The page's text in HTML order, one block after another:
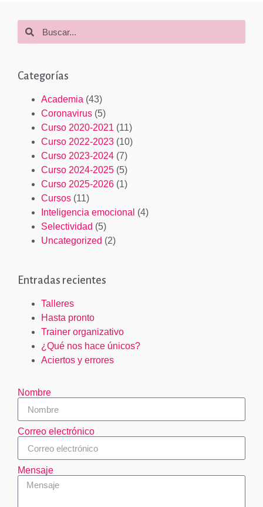
Categorías
Academia (43)
Coronavirus (5)
Curso 2020-2021 (11)
Curso 2022-2023 (10)
Curso 2023-2024 (7)
Curso 2024-2025 (5)
Curso 2025-2026 (1)
Cursos (11)
Inteligencia emocional (4)
Selectividad (5)
Uncategorized (2)
Entradas recientes
Talleres
Hasta pronto
Trainer organizativo
¿Qué nos hace únicos?
Aciertos y errores
Nombre
Correo electrónico
Mensaje